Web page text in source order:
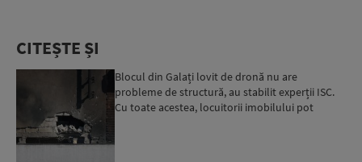
CITEȘTE ȘI
Blocul din Galați lovit de dronă nu are
probleme de structură, au stabilit experții ISC.
Cu toate acestea, locuitorii imobilului pot